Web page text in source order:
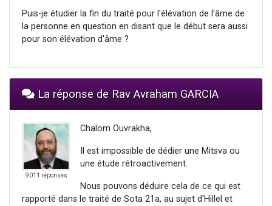
Puis-je étudier la fin du traité pour l'élévation de l'âme de
la personne en question en disant que le début sera aussi
pour son élévation d'âme ?
La réponse de Rav Avraham GARCIA
9011 réponses
Chalom Ouvrakha,
Il est impossible de dédier une Mitsva ou
une étude rétroactivement.
Nous pouvons déduire cela de ce qui est
rapporté dans le traité de Sota 21a, au sujet d'Hillel et